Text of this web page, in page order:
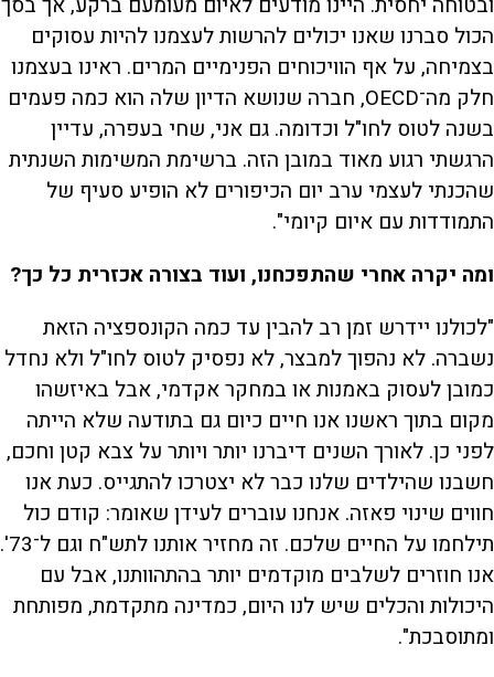
הכול סברנו שאנו יכולים להרשות לעצמנו להיות עסוקים
בצמיחה, על אף הוויכוחים הפנימיים המרים. ראינו בעצמנו
חלק מה־OECD, חברה שנושא הדיון שלה הוא כמה פעמים
בשנה לטוס לחו"ל וכדומה. גם אני, שחי בעפרה, עדיין
הרגשתי רגוע מאוד במובן הזה. ברשימת המשימות השנתית
שהכנתי לעצמי ערב יום הכיפורים לא הופיע סעיף של
התמודדות עם איום קיומי".
ומה יקרה אחרי שהתפכחנו, ועוד בצורה אכזרית כל כך?
"לכולנו יידרש זמן רב להבין עד כמה הקונספציה הזאת
נשברה. לא נהפוך למבצר, לא נפסיק לטוס לחו"ל ולא נחדל
כמובן לעסוק באמנות או במחקר אקדמי, אבל באיזשהו
מקום בתוך ראשנו אנו חיים כיום גם בתודעה שלא הייתה
לפני כן. לאורך השנים דיברנו יותר ויותר על צבא קטן וחכם,
חשבנו שהילדים שלנו כבר לא יצטרכו להתגייס. כעת אנו
חווים שינוי פאזה. אנחנו עוברים לעידן שאומר: קודם כול
תילחמו על החיים שלכם. זה מחזיר אותנו לתש"ח וגם ל־73'.
אנו חוזרים לשלבים מוקדמים יותר בהתהוותנו, אבל עם
היכולות והכלים שיש לנו היום, כמדינה מתקדמת, מפותחת
ומתוסבכת".